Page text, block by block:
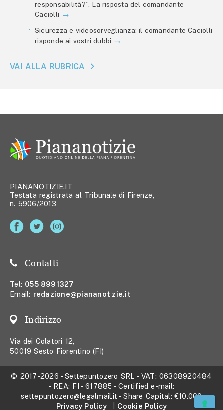
responsabilità?”. La risposta del comandante
Caciolli
Sicurezza e videosorveglianza: il comandante Caciolli
risponde ai vostri dubbi
VAI ALLA RUBRICA
PIANANOTIZIE.IT
Testata registrata al Tribunale di Firenze,
n. 5906/2013
Contatti
Tel: 055 8991327
Email: redazione@piananotizie.it
Indirizzo
Via dei Colatori 12,
50019 Sesto Fiorentino (FI)
© 2017-2026 -Settepuntozero SRL - VAT: 06308920484
- REA: FI - 617885 - Certified e-mail:
settepuntozero@legalmail.it - Share Capital:€10.000
Privacy Policy
Cookie Policy